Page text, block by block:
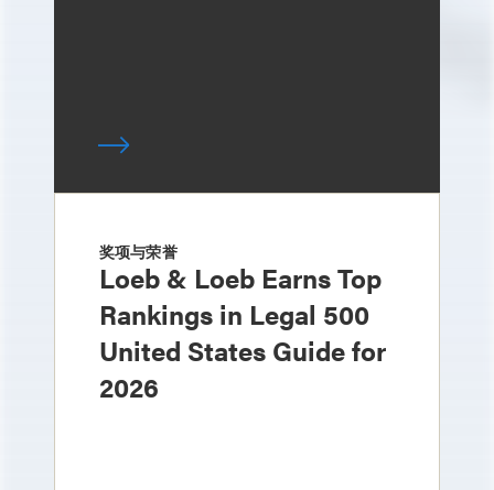
奖项与荣誉
Loeb & Loeb Earns Top
Rankings in Legal 500
United States Guide for
2026